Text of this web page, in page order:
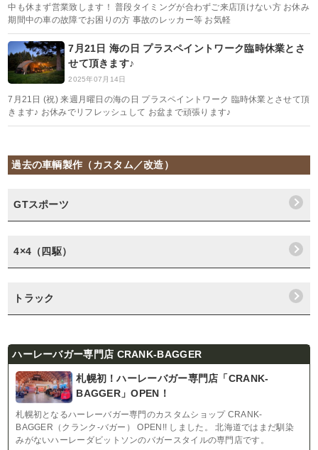
中も休まず営業致します！ 普段タイミングが合わずご来店頂けない方 お休み
期間中の車の故障でお困りの方 事故のレッカー等 お気軽
7月21日 海の日 プラスペイントワーク臨時休業とさ
せて頂きます♪
2025年07月14日
7月21日 (祝) 来週月曜日の海の日 プラスペイントワーク 臨時休業とさせて頂
きます♪ お休みでリフレッシュして お盆まで頑張ります♪
過去の車輌製作（カスタム／改造）
GTスポーツ
4×4（四駆）
トラック
ハーレーバガー専門店 CRANK-BAGGER
札幌初！ハーレーバガー専門店「CRANK-
BAGGER」OPEN！
札幌初となるハーレーバガー専門のカスタムショップ CRANK-
BAGGER（クランク-バガー） OPEN!! しました。 北海道ではまだ馴染
みがないハーレーダビットソンのバガースタイルの専門店です。